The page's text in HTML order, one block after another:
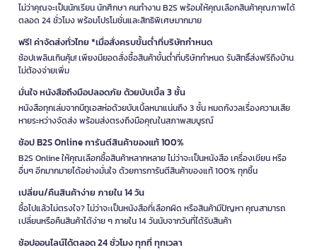
ไม่ว่าคุณจะเป็นนักเรียน นักศึกษา คนทำงาน B2S พร้อมให้คุณเลือกสินค้าคุณภาพได้
ตลอด 24 ชั่วโมง พร้อมโปรโมชั่นและสิทธิพิเศษมากมาย
ฟรี! ค่าจัดส่งทั่วไทย *เมื่อสั่งครบขั้นต่ำที่บริษัทกำหนด
ช้อปเพลินเกินคุ้ม! เพียงมียอดสั่งซื้อสินค้าขั้นต่ำที่บริษัทกำหนด รับสิทธิ์ส่งฟรีถึงบ้าน
ไม่ต้องจ่ายเพิ่ม
มั่นใจ หนังสือถึงมือปลอดภัย ด้วยบับเบิ้ล 3 ชั้น
หนังสือทุกเล่มจากบีทูเอสห่อด้วยบับเบิ้ลหนาแน่นถึง 3 ชั้น หมดกังวลเรื่องความเสีย
หายระหว่างจัดส่ง พร้อมส่งตรงถึงมือคุณในสภาพสมบูรณ์
ช้อป B2S Online การันตีสินค้าของแท้ 100%
B2S Online ให้คุณเลือกซื้อสินค้าหลากหลาย ไม่ว่าจะเป็นหนังสือ เครื่องเขียน หรือ
อื่นๆ อีกมากมายได้อย่างมั่นใจ ด้วยการการันตีสินค้าของแท้ 100% ทุกชิ้น
เปลี่ยน/คืนสินค้าง่าย ภายใน 14 วัน
ซื้อไปแล้วไม่ตรงใจ? ไม่ว่าจะเป็นหนังสือที่เลือกผิด หรือสินค้ามีปัญหา คุณสามารถ
เปลี่ยนหรือคืนสินค้าได้ง่าย ๆ ภายใน 14 วันนับจากวันที่ได้รับสินค้า
ช้อปออนไลน์ได้ตลอด 24 ชั่วโมง ทุกที่ ทุกเวลา